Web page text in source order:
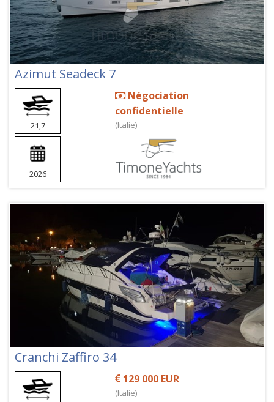
Azimut Seadeck 7
21,7
2026
Négociation
confidentielle
(Italie)
Cranchi Zaffiro 34
129 000 EUR
(Italie)